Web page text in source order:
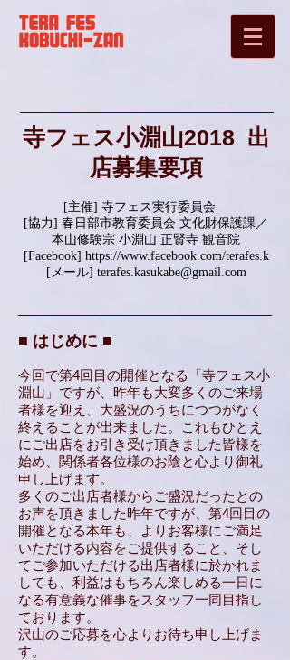
寺フェス小淵山2018 出
店募集要項
[主催] 寺フェス実行委員会
[協力] 春日部市教育委員会 文化財保護課／
本山修験宗 小淵山 正賢寺 観音院
[Facebook] https://www.facebook.com/terafes.k
[メール] terafes.kasukabe@gmail.com
■ はじめに ■
今回で第4回目の開催となる「寺フェス小
淵山」ですが、昨年も大変多くのご来場
者様を迎え、大盛況のうちにつつがなく
終えることが出来ました。これもひとえ
にご出店をお引き受け頂きました皆様を
始め、関係者各位様のお陰と心より御礼
申し上げます。
多くのご出店者様からご盛況だったとの
お声を頂きました昨年ですが、 第4回目の
開催となる本年も、よりお客様にご満足
いただける内容をご提供すること、そし
てご参加いただける出店者様に於かれま
しても、利益はもちろん楽しめる一日に
なる有意義な催事をスタッフ一同目指し
ております。
沢山のご応募を心よりお待ち申し上げま
す。